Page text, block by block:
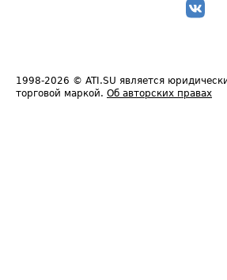
1998-2026 © ATI.SU является
торговой маркой. Об авторских правах